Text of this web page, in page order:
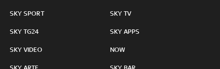
SKY SPORT
SKY TG24
SKY VIDEO
SKY TV
SKY APPS
NOW